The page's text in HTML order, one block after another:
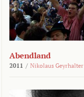
Abendland
2011 / Nikolaus Geyrhalter